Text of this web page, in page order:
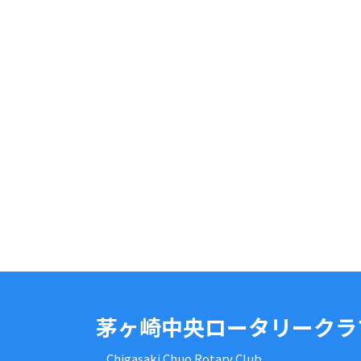
茅ヶ崎中央ロータリーク